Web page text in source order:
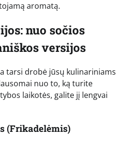
aromatą.
nuo sočios
versijos
tarsi drobė jūsų kulinariniams
nuo to, ką turite
laikotės, galite jį lengvai
(Frikadelėmis)